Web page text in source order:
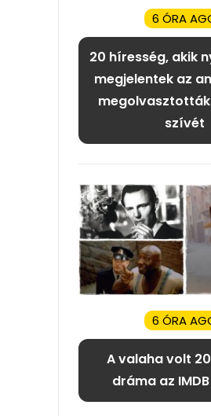
6 ÓRA
20 híresség, akik
megjelentek az
szívét
6 ÓRA
A valaha volt
dráma az